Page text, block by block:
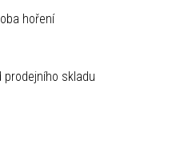
hoření
prodejního skladu